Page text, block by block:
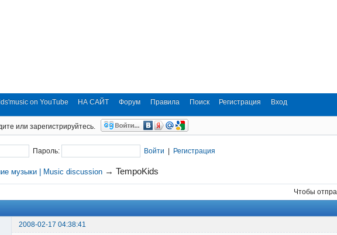
НА САЙТ Форум Правила Поиск Регистрация Вход
или зарегистрируйтесь.
Пароль: Войти | Регистрация
музыки | Music discussion →TempoKids
Чтобы
2008-02-17 04:38:41